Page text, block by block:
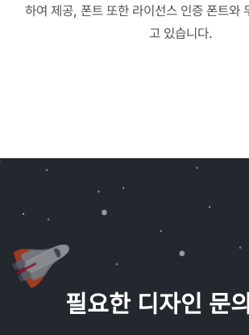
하여 제공, 폰트 또한 라이선스 인증 폰트와
고 있습니다.
필요한 디자인 문